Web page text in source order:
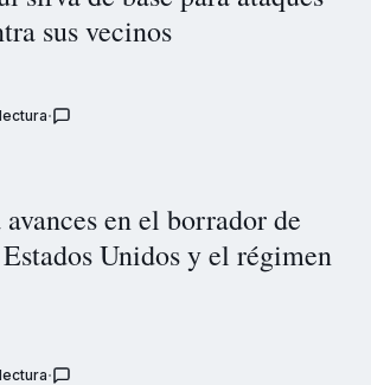
sus vecinos
en el borrador de
Unidos y el régimen